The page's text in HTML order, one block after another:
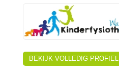
BEKIJK VOLLEDIG PROFIEL